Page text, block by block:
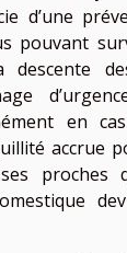
d’une
pouvant
en
accrue
proches